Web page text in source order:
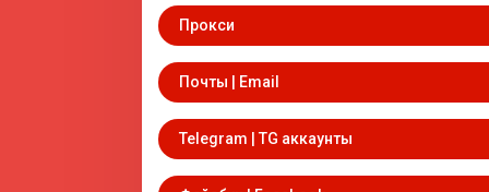
Прокси
Почты | Email
Telegram | TG аккаунты